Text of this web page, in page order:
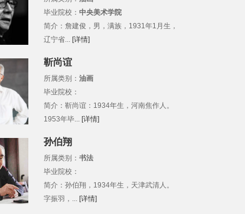
毕业院校： 中央美术学院
简介：詹建俊，男，满族，1931年1月生，
辽宁省... [详情]
靳尚谊
所属类别： 油画
毕业院校：
简介：靳尚谊：1934年生，河南焦作人。
1953年毕... [详情]
孙伯翔
所属类别： 书法
毕业院校：
简介：孙伯翔，1934年生，天津武清人。
字振羽，... [详情]